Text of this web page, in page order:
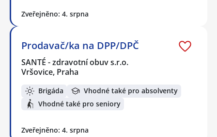
Zveřejněno: 4. srpna
Prodavač/ka na DPP/DPČ
SANTÉ - zdravotní obuv s.r.o.
Vršovice, Praha
Brigáda
Vhodné také pro absolventy
Vhodné také pro seniory
Zveřejněno: 4. srpna